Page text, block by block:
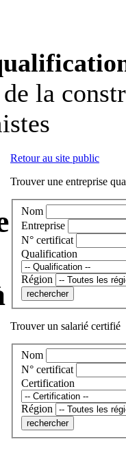
la
Retour au site public
Trouver une entreprise
Nom
Entreprise
N° certificat
Qualification
Région
Trouver un salarié certifié
Nom
N° certificat
Certification
Région